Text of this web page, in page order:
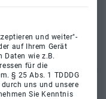
und weiter"-
auf Ihrem Gerät
Daten wie z.B.
für die
§ 25 Abs. 1 TDDDG
uns und unsere
Sie Kenntnis